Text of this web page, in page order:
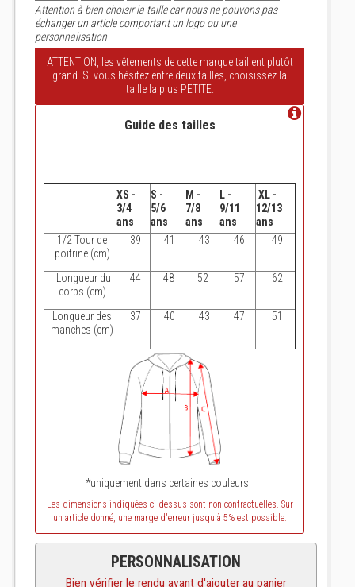
Attention à bien choisir la taille car nous ne pouvons pas
échanger un article comportant un logo ou une
personnalisation
ATTENTION, les vêtements de cette marque taillent plutôt
grand. Si vous hésitez entre deux tailles, choisissez la
taille la plus PETITE.
Guide des tailles
XS -
3/4
ans
S -
5/6
ans
M -
7/8
ans
L -
9/11
ans
XL -
12/13
ans
1/2 Tour de
poitrine (cm)
39 41 43 46 49
Longueur du
corps (cm)
44 48 52 57 62
Longueur des
manches (cm)
37 40 43 47 51
*uniquement dans certaines couleurs
Les dimensions indiquées ci-dessus sont non contractuelles. Sur
un article donné, une marge d'erreur jusqu'à 5% est possible.
PERSONNALISATION
Bien vérifier le rendu avant d'ajouter au panier